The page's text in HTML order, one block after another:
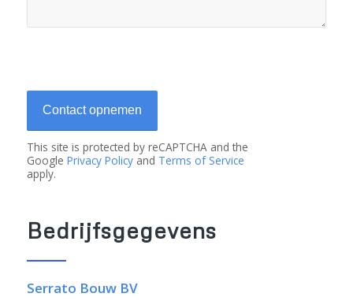
This site is protected by reCAPTCHA and the
Google Privacy Policyand Terms of Service
apply.
Bedrijfsgegevens
Serrato Bouw BV